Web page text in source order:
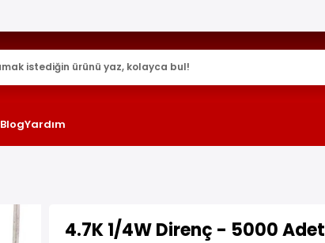
BlogYardım
4.7K 1/4W Direnç - 5000 Adet